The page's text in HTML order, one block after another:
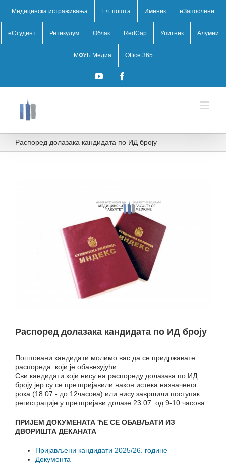
Медицинска истраживања Ел. пошта Именик eЗапослени
еСтудент Ретикулум Облак RedCap Упитник Алумни
МФУБ Медиа Office 365
YouTube
Распоред долазака кандидата по ИД броју
Распоред долазака кандидата по ИД броју
Поштовани кандидати молимо вас да се придржавате
распореда који је обавезујући.
Сви кандидати који нису на распореду долазака по ИД
броју јер су се претпријавили након истека назначеног
рока (18.07.- до 12часова) или нису завршили поступак
регистрације у претпријави долазе 23.07. од 9-10 часова.
ПРИЈЕМ ДОКУМЕНАТА ЋЕ СЕ ОБАВЉАТИ ИЗ
ДВОРИШТА ДЕКАНАТА
Пријављени кандидати 2025/26. године
Документа